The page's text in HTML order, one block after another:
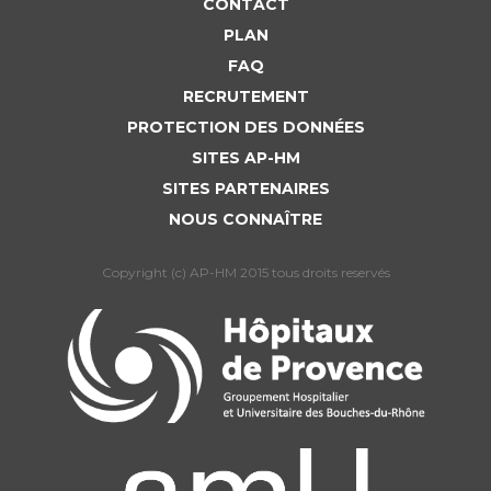
Nos indicateurs qualité et de sécurité des soins
Protection des données
Sécurité
Les recherches en santé à l’AP-HM
Lieu de santé sans tabac
Liste des marchés conclus
PLAN
FAQ
RECRUTEMENT
PROTECTION DES DONNÉES
SITES AP-HM
SITES PARTENAIRES
NOUS CONNAÎTRE
Copyright (c) AP-HM 2015 tous droits reservés